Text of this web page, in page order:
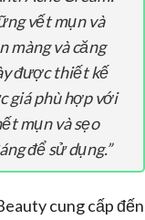
vết mụn và
màng và căng
được thiết kế
giá phù hợp với
mụn và sẹo
để sử dụng.”
cung cấp đến